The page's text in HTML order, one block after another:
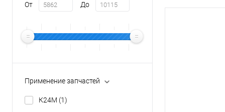
От До
Применение запчастей
К24М (1)